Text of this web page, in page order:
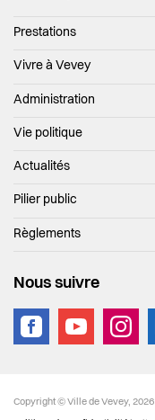
Prestations
Vivre à Vevey
Administration
Vie politique
Actualités
Pilier public
Règlements
Nous suivre
Copyright © Ville de Vevey, 2026